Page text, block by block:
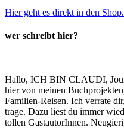
Hier geht es direkt in den
wer schreibt hier?
Hallo, ICH BIN CLAUDI,
hier von meinen
Familien-Reisen. Ich verrate
trage. Dazu liest du immer
tollen GastautorInnen.